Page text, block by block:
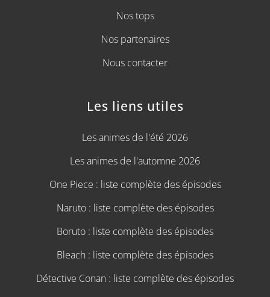
Nos tops
Nos partenaires
Nous contacter
Les liens utiles
Les animes de l'été 2026
Les animes de l'automne 2026
One Piece : liste complète des épisodes
Naruto : liste complète des épisodes
Boruto : liste complète des épisodes
Bleach : liste complète des épisodes
Détective Conan : liste complète des épisodes